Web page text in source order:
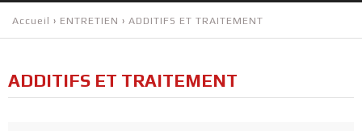
Accueil › ENTRETIEN › ADDITIFS ET TRAITEMENT
ADDITIFS ET TRAITEMENT